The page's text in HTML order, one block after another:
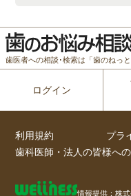
歯医者への相談･検索は「歯のねっと
ログイン
利用規約 プラ
歯科医師・法人の皆様へ
情報提供：株